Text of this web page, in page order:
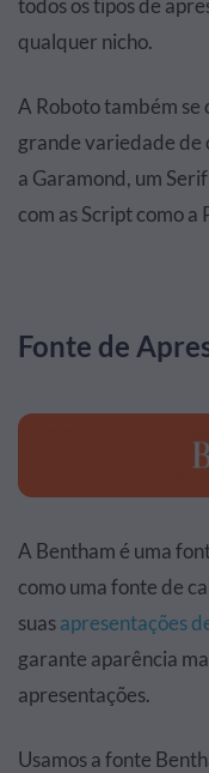
todos os tipos de
qualquer nicho.
A Roboto também se
grande variedade de
a Garamond, um
com as Script como a
Fonte de
A Bentham é uma
como uma fonte de
suasapresentações
garante aparência
apresentações.
Usamos a fonte